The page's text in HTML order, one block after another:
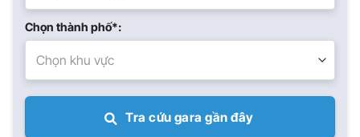
Chọn thành phố*:
Chọn khu vực
Tra cứu gara gần đây